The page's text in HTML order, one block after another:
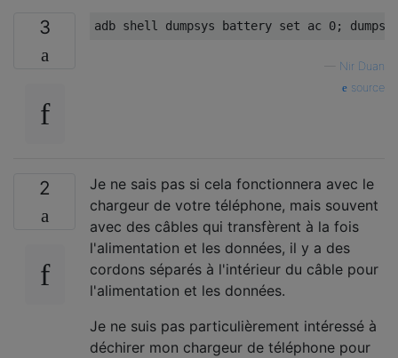
3
Nir Duan
source
2
Je ne sais pas si cela fonctionnera avec le
chargeur de votre téléphone, mais souvent
avec des câbles qui transfèrent à la fois
l'alimentation et les données, il y a des
cordons séparés à l'intérieur du câble pour
l'alimentation et les données.
Je ne suis pas particulièrement intéressé à
déchirer mon chargeur de téléphone pour